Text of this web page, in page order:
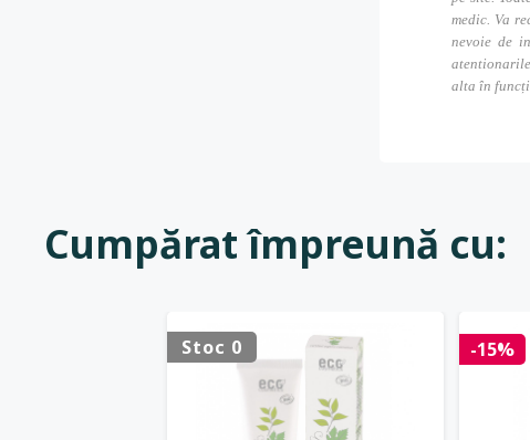
medic. Va
nevoie de
alta în
Cumpărat împreună cu:
Stoc 0 -15%